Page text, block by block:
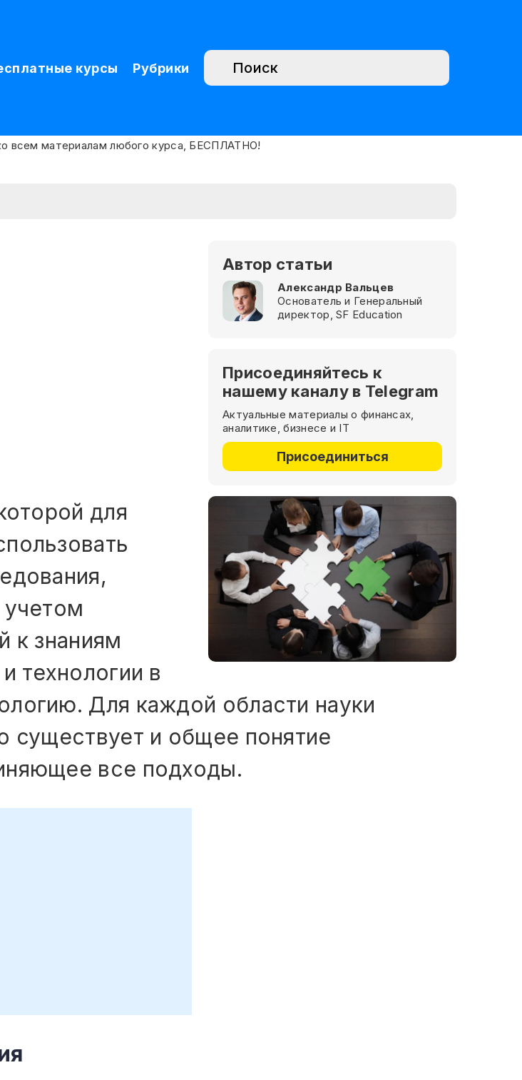
курсы Рубрики
Автор статьи
Александр Вальцев
Основатель и Генеральный
директор, SF Education
Присоединяйтесь к
нашему каналу в Telegram
Актуальные материалы о финансах,
аналитике, бизнесе и IT
Присоединиться
для
учетом
к знаниям
технологии в
Для каждой области науки
существует и общее понятие
все подходы.